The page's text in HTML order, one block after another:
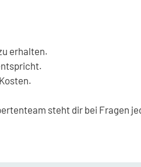
erhalten.
steht dir bei Fragen